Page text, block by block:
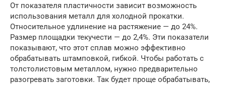
От показателя пластичности зависит возможность
использования металл для холодной прокатки.
Относительное удлинение на растяжение — до 24%.
Размер площадки текучести — до 2,4%. Эти показатели
показывают, что этот сплав можно эффективно
обрабатывать штамповкой, гибкой. Чтобы работать с
толстолистовым металлом, нужно предварительно
разогревать заготовки. Так будет проще обрабатывать,